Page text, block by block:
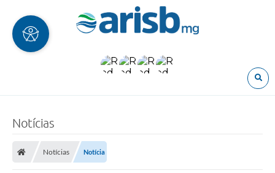
Notícias
Notícias Notícia